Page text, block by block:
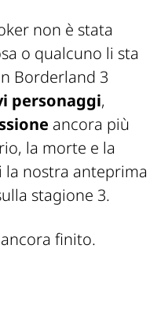
non è stata
o qualcuno li sta
Borderland 3
personaggi,
ancora più
la morte e la
la nostra anteprima
stagione 3.
finito.